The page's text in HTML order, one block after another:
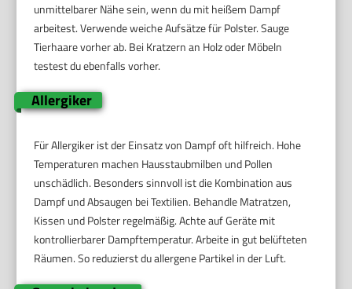
unmittelbarer Nähe sein, wenn du mit heißem Dampf
arbeitest. Verwende weiche Aufsätze für Polster. Sauge
Tierhaare vorher ab. Bei Kratzern an Holz oder Möbeln
testest du ebenfalls vorher.
Allergiker
Für Allergiker ist der Einsatz von Dampf oft hilfreich. Hohe
Temperaturen machen Hausstaubmilben und Pollen
unschädlich. Besonders sinnvoll ist die Kombination aus
Dampf und Absaugen bei Textilien. Behandle Matratzen,
Kissen und Polster regelmäßig. Achte auf Geräte mit
kontrollierbarer Dampftemperatur. Arbeite in gut belüfteten
Räumen. So reduzierst du allergene Partikel in der Luft.